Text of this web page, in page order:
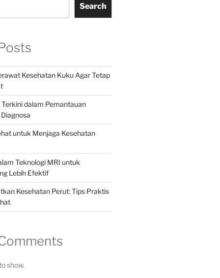
Search
Kesehatan Kuku Agar Tetap
Terkini dalam Pemantauan
untuk Menjaga Kesehatan
Teknologi MRI untuk
Lebih Efektif
Kesehatan Perut: Tips Praktis
show.